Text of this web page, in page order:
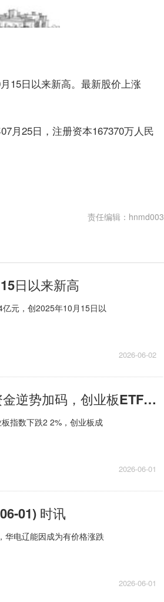
15日以来新高。最新股价上涨
月25日，注册资本167370万人民
责任编辑：hnmd003
日以来新高
元，创2025年10月15日以
2026-06-02
创业板指高开低走跌逾2%，资金逆势加码，创业板ETF易方达（159915）全天净申购达4500万份-最新快讯
指数下跌2 2%，创业板成
2026-06-01
01) 时讯
华电辽能因成为有价格涨跌
2026-06-01